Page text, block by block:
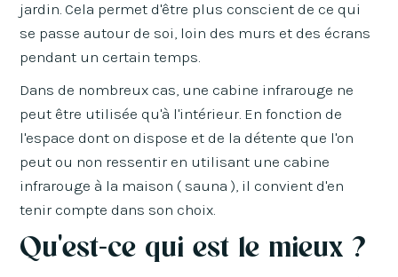
jardin. Cela permet d'être plus conscient de ce qui
se passe autour de soi, loin des murs et des écrans
pendant un certain temps.
Dans de nombreux cas, une cabine infrarouge ne
peut être utilisée qu'à l'intérieur. En fonction de
l'espace dont on dispose et de la détente que l'on
peut ou non ressentir en utilisant une cabine
infrarouge à la maison ( sauna ), il convient d'en
tenir compte dans son choix.
Qu'est-ce qui est le mieux ?